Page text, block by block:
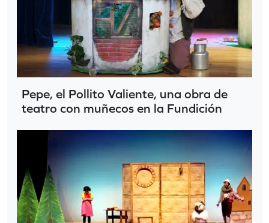
Pepe, el Pollito Valiente, una obra de
teatro con muñecos en la Fundición